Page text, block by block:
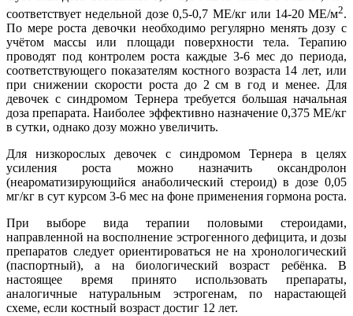
соответствует недельной дозе 0,5-0,7 МЕ/кг или 14-20 МЕ/м2.
По мере роста девочки необходимо регулярно менять дозу с
учётом массы или площади поверхности тела. Терапию
проводят под контролем роста каждые 3-6 мес до периода,
соответствующего показателям костного возраста 14 лет, или
при снижении скорости роста до 2 см в год и менее. Для
девочек с синдромом Тернера требуется большая начальная
доза препарата. Наиболее эффективно назначение 0,375 МЕ/кг
в сутки, однако дозу можно увеличить.
Для низкорослых девочек с синдромом Тернера в целях
усиления роста можно назначить оксандролон
(неароматизирующийся анаболический стероид) в дозе 0,05
мг/кг в сут курсом 3-6 мес на фоне применения гормона роста.
При выборе вида терапии половыми стероидами,
направленной на восполнение эстрогенного дефицита, и дозы
препаратов следует ориентироваться не на хронологический
(паспортный), а на биологический возраст ребёнка. В
настоящее время принято использовать препараты,
аналогичные натуральным эстрогенам, по нарастающей
схеме, если костный возраст достиг 12 лет.